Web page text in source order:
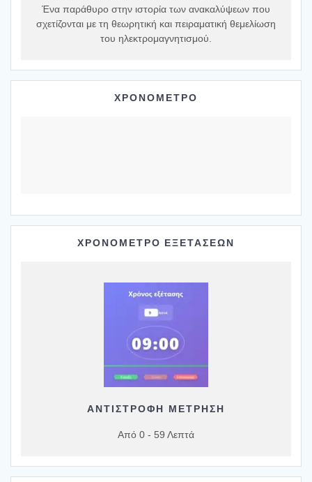
Ένα παράθυρο στην ιστορία των ανακαλύψεων που
σχετίζονται με τη θεωρητική και πειραματική θεμελίωση
του ηλεκτρομαγνητισμού.
ΧΡΟΝΟΜΕΤΡΟ
ΧΡΟΝΟΜΕΤΡΟ ΕΞΕΤΑΣΕΩΝ
ΑΝΤΙΣΤΡΟΦΗ ΜΕΤΡΗΣΗ
Από 0 - 59 Λεπτά